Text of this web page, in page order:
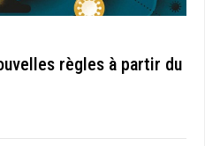
règles à partir du